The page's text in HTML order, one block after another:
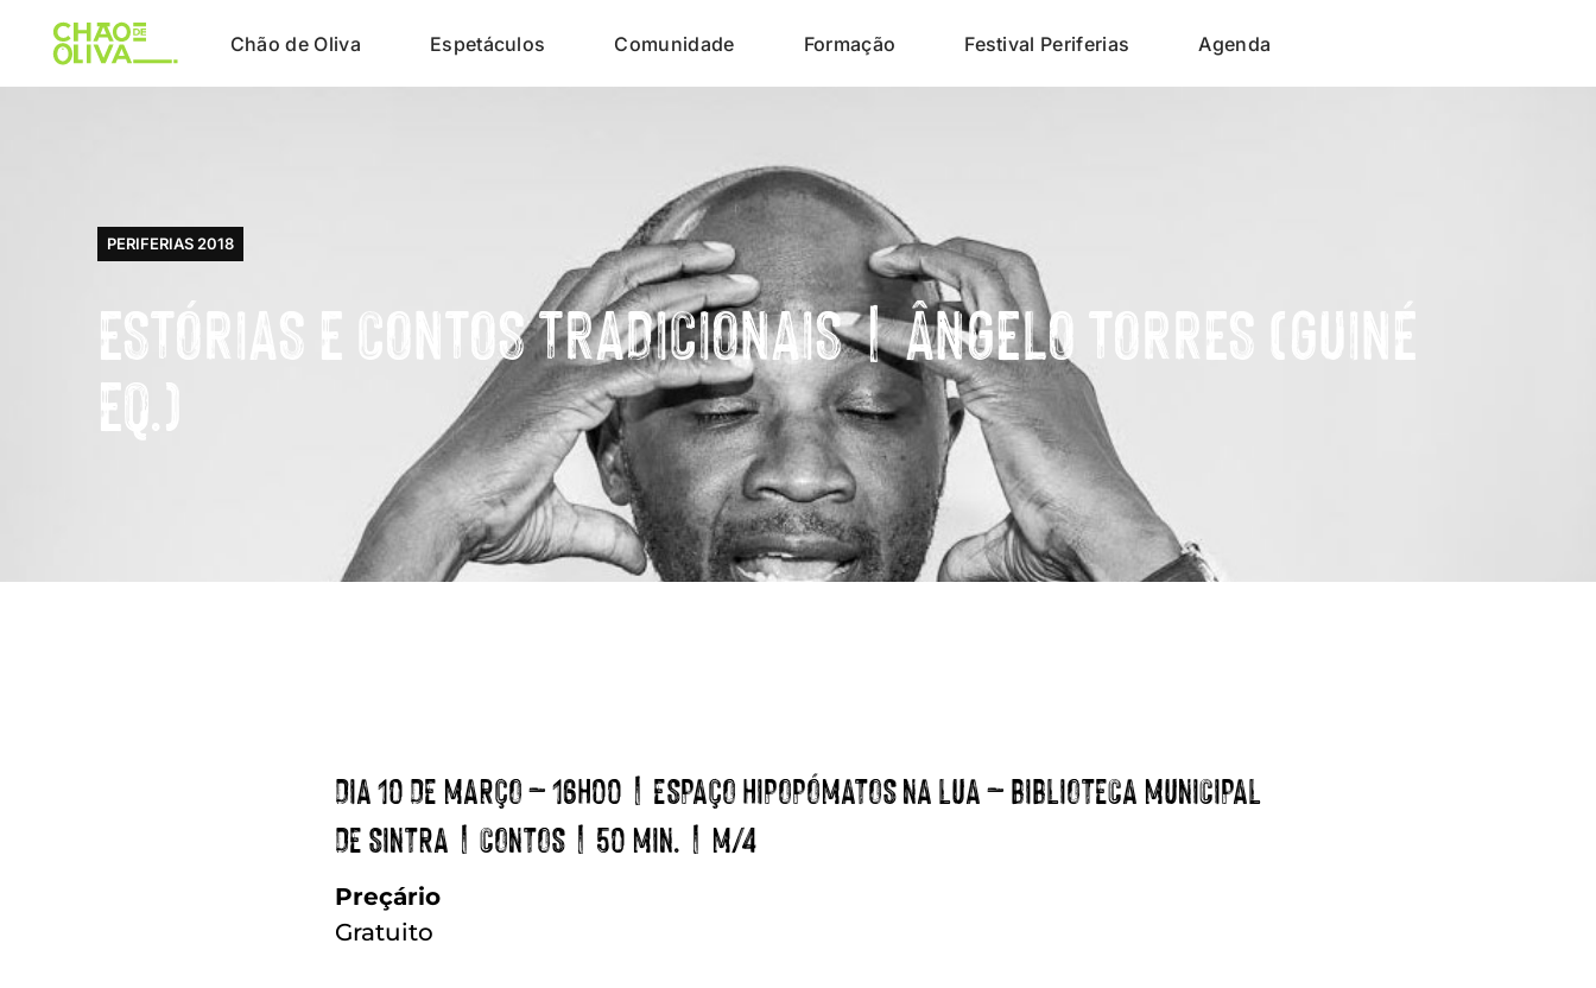
Chão de Oliva Espetáculos Comunidade Formação Festival Periferias Agenda
PERIFERIAS 2018
ESTÓRIAS E CONTOS TRADICIONAIS | ÂNGELO TORRES (GUINÉ
EQ.)
DIA 10 DE MARÇO – 16H00 | ESPAÇO HIPOPÓMATOS NA LUA – BIBLIOTECA MUNICIPAL
DE SINTRA | CONTOS | 50 MIN. | M/4
Preçário
Gratuito